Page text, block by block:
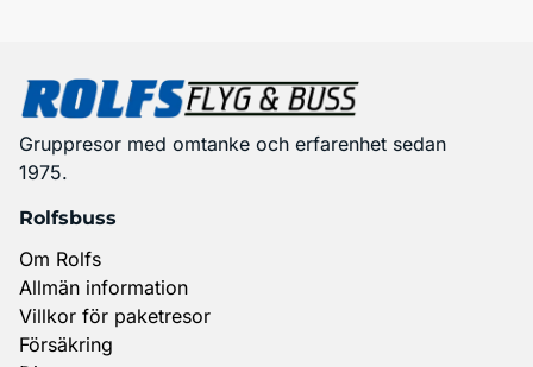
Gruppresor med omtanke och erfarenhet sedan
1975.
Rolfsbuss
Om Rolfs
Allmän information
Villkor för paketresor
Försäkring